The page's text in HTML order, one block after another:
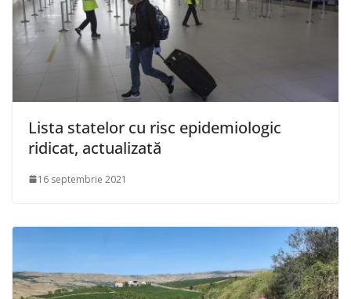
Lista statelor cu risc epidemiologic
ridicat, actualizată
16 septembrie 2021